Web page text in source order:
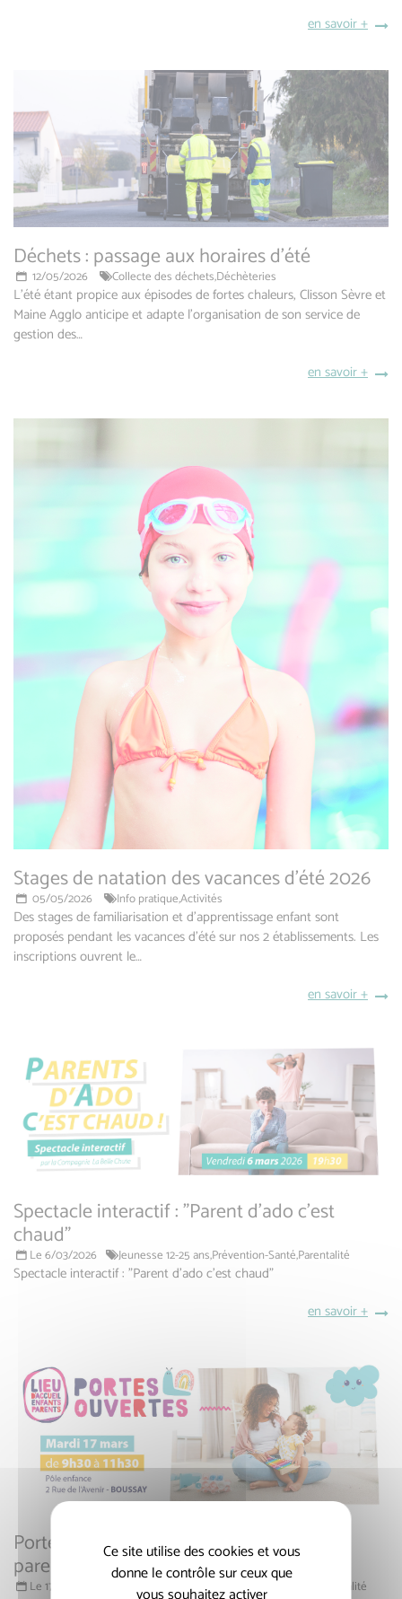
en savoir +
Déchets : passage aux horaires d'été
12/05/2026 Collecte des déchets,Déchèteries
L’été étant propice aux épisodes de fortes chaleurs, Clisson Sèvre et
Maine Agglo anticipe et adapte l’organisation de son service de
gestion des…
en savoir +
Stages de natation des vacances d'été 2026
05/05/2026 Info pratique,Activités
Des stages de familiarisation et d'apprentissage enfant sont
proposés pendant les vacances d'été sur nos 2 établissements. Les
inscriptions ouvrent le…
en savoir +
Spectacle interactif : "Parent d'ado c'est
chaud"
Le 6/03/2026 Jeunesse 12-25 ans,Prévention-Santé,Parentalité
Spectacle interactif : "Parent d'ado c'est chaud"
en savoir +
Portes ouvertes du Lieu d'accueil enfants
parents
Le 17/03/2026 Parentalité,Lieu accueil enfants-parents, Parentalité
Ce site utilise des cookies et vous
donne le contrôle sur ceux que